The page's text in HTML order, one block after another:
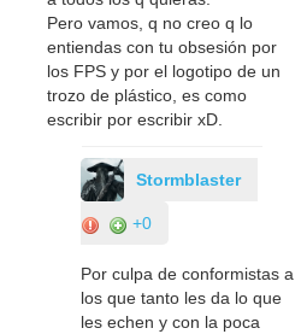
Pero vamos, q no creo q lo
entiendas con tu obsesión por
los FPS y por el logotipo de un
trozo de plástico, es como
escribir por escribir xD.
Stormblaster
+0
Por culpa de conformistas a
los que tanto les da lo que
les echen y con la poca